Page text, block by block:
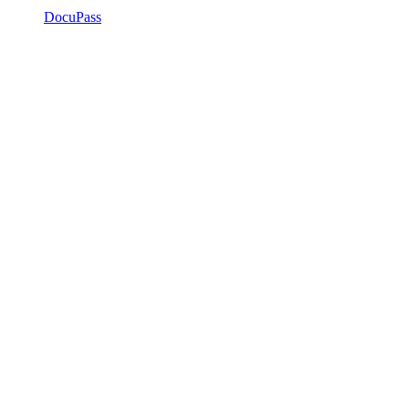
DocuPass